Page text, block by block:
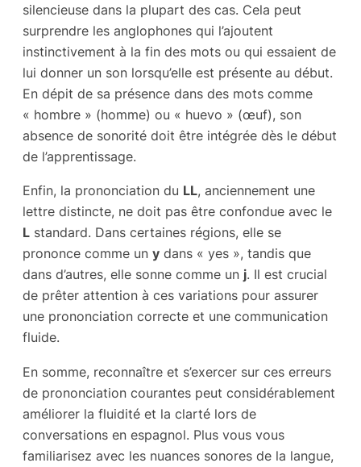
silencieuse dans la plupart des cas. Cela peut
surprendre les anglophones qui l’ajoutent
instinctivement à la fin des mots ou qui essaient de
lui donner un son lorsqu’elle est présente au début.
En dépit de sa présence dans des mots comme
« hombre » (homme) ou « huevo » (œuf), son
absence de sonorité doit être intégrée dès le début
de l’apprentissage.
Enfin, la prononciation du LL, anciennement une
lettre distincte, ne doit pas être confondue avec le
L standard. Dans certaines régions, elle se
prononce comme un y dans « yes », tandis que
dans d’autres, elle sonne comme un j. Il est crucial
de prêter attention à ces variations pour assurer
une prononciation correcte et une communication
fluide.
En somme, reconnaître et s’exercer sur ces erreurs
de prononciation courantes peut considérablement
améliorer la fluidité et la clarté lors de
conversations en espagnol. Plus vous vous
familiarisez avec les nuances sonores de la langue,